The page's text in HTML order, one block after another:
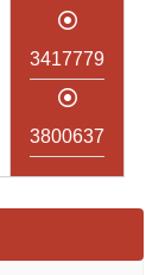
3417779
3800637